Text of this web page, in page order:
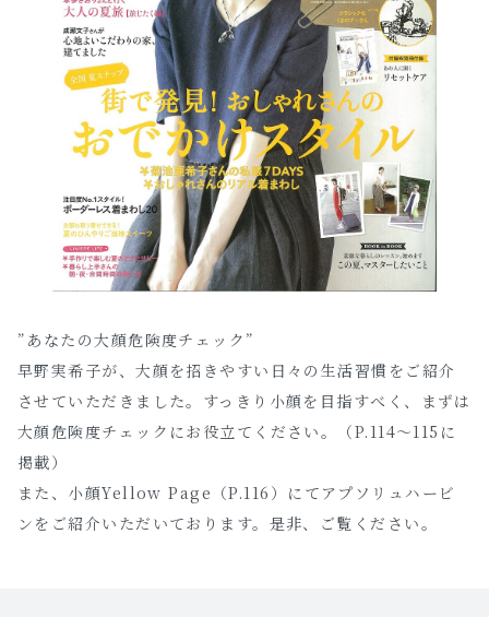
”あなたの大顔危険度チェック”
早野実希子が、大顔を招きやすい日々の生活習慣をご紹介
させていただきました。すっきり小顔を目指すべく、まずは
大顔危険度チェックにお役立てください。（P.114～115に
掲載）
また、小顔Yellow Page（P.116）にてアプソリュハービ
ンをご紹介いただいております。是非、ご覧ください。